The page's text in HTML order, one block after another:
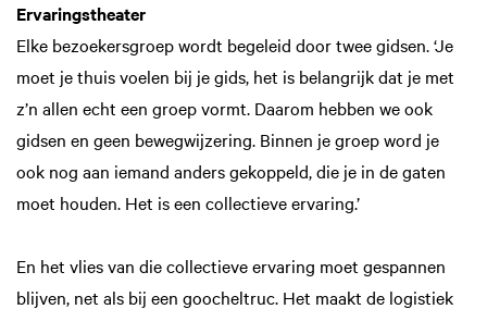
Ervaringstheater
Elke bezoekersgroep wordt begeleid door twee gidsen. ‘Je
moet je thuis voelen bij je gids, het is belangrijk dat je met
z’n allen echt een groep vormt. Daarom hebben we ook
gidsen en geen bewegwijzering. Binnen je groep word je
ook nog aan iemand anders gekoppeld, die je in de gaten
moet houden. Het is een collectieve ervaring.’
En het vlies van die collectieve ervaring moet gespannen
blijven, net als bij een goocheltruc. Het maakt de logistiek